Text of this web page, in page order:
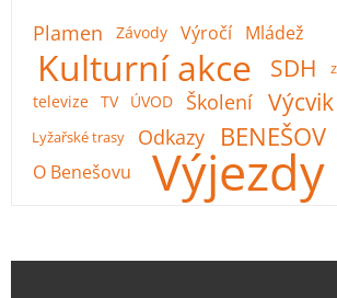
Plamen Závody Výročí Mládež
Kulturní akce SDH
televize TV ÚVOD Školení Výcvik
Lyžařské trasy Odkazy BENEŠOV
O Benešovu Výjezdy